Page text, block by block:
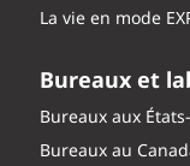
La vie en mode
Bureaux et
Bureaux aux
Bureaux au